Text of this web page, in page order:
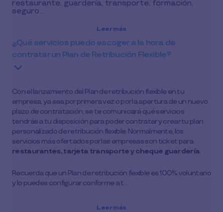
restaurante, guardería, transporte, formación,
seguro…
Leer más
¿Qué servicios puedo escoger a la hora de
contratar un Plan de Retribución Flexible?
Con el lanzamiento del Plan de retribución flexible en tu
empresa, ya sea por primera vez o por la apertura de un nuevo
plazo de contratación, se te comunicará qué servicios
tendrás a tu disposición para poder contratar y crear tu plan
personalizado de retribución flexible. Normalmente, los
servicios más ofertados por las empresas son ticket para
restaurantes, tarjeta transporte y cheque guardería.
Recuerda que un Plan de retribución flexible es 100% voluntario
y lo puedes configurar conforme a t…
Leer más